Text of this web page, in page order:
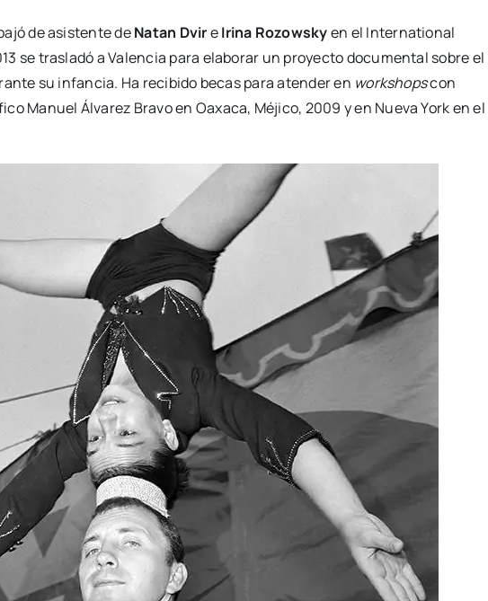
de asis­ten­te deNatan DvireIri­na Rozowskyen el Inter­na­tio­nal
se tras­la­dó a Valen­cia para ela­bo­rar un pro­yec­to docu­men­tal sobre el
su infan­cia. Ha reci­bi­do becas para aten­der en workshopscon
Manuel Álva­rez Bra­vo en Oaxa­ca, Méji­co, 2009 y en Nue­va York en el